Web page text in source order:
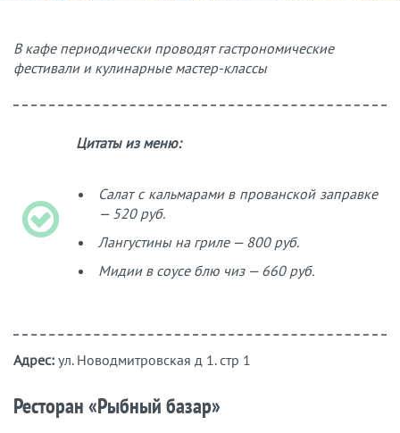
В кафе периодически проводят гастрономические
фестивали и кулинарные мастер-классы
Цитаты из меню:
Салат с кальмарами в прованской заправке
— 520 руб.
Лангустины на гриле — 800 руб.
Мидии в соусе блю чиз — 660 руб.
Адрес: ул. Новодмитровская д 1. стр 1
Ресторан «Рыбный базар»